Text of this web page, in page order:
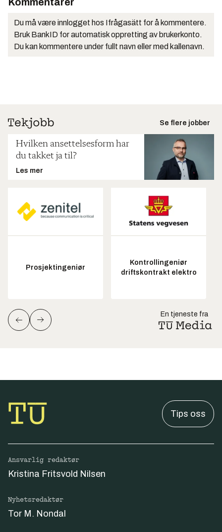
Du må være innlogget hos Ifrågasätt for å kommentere.
Bruk BankID for automatisk oppretting av brukerkonto.
Du kan kommentere under fullt navn eller med kallenavn.
Se flere jobber
Hvilken ansettelsesform har
du takket ja til?
Les mer
Prosjektingeniør
Kontrollingeniør
driftskontrakt elektro
En tjeneste fra
Tips oss
Ansvarlig redaktør
Kristina Fritsvold Nilsen
Nyhetsredaktør
Tor M. Nondal